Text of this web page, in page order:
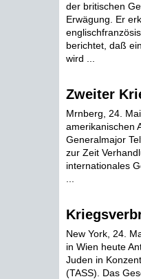
der britischen
Erwägung. Er
berichtet, daß
wird ...
Zweiter
Mrnberg, 24.
amerikanischen
Generalmajor
zur Zeit
internationales
New York, 24.
in Wien heute
Juden in
(TASS). Das